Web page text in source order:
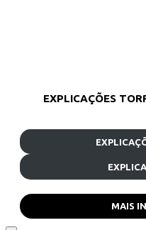
EXPLICAÇÕES
MAIS